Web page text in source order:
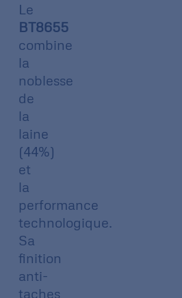
Le
BT8655
combine
la
noblesse
de
la
laine
(44%)
et
la
performance
technologique.
Sa
finition
anti-
taches